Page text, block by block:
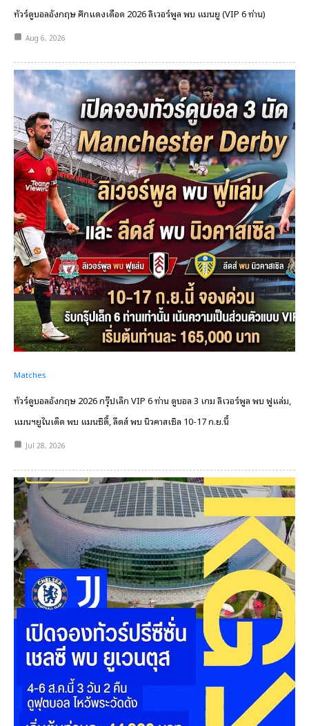
ทัวร์ดูบอลอังกฤษ ศึกแดงเดือด 2026 ลิเวอร์พูล พบ แมนยู (VIP 6 ท่าน)
Aug 6, 2026
Matches
ทัวร์ดูบอลอังกฤษ 2026 กรุ๊ปเล็ก VIP 6 ท่าน ดูบอล 3 เกม ลิเวอร์พูล พบ ฟูแล่ม,
แมนฯยูไนเต็ด พบ แมนซิตี้, ลีดส์ พบ นิวคาสเซิล 10-17 ก.ย.นี้
Jul 28, 2026